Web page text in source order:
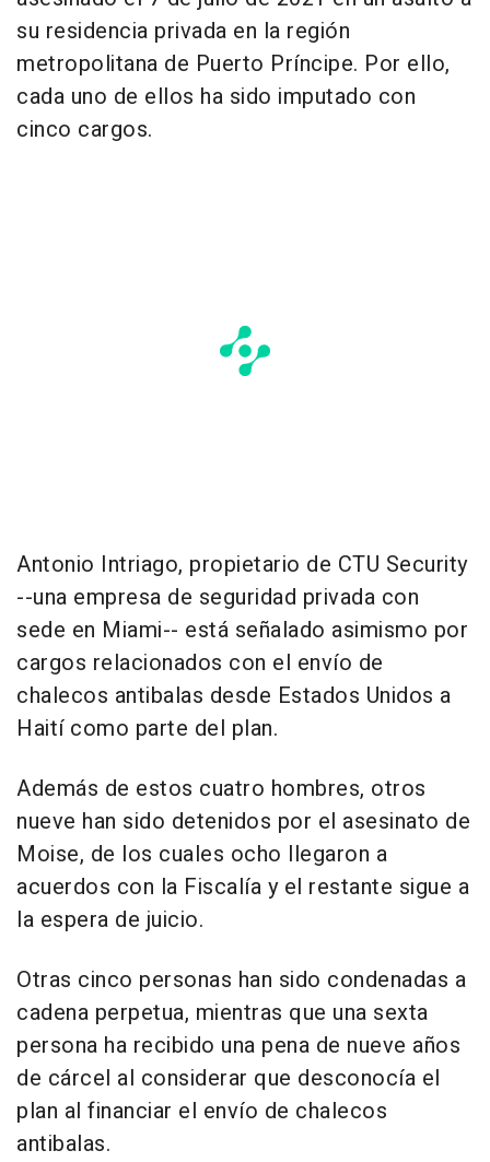
su residencia privada en la región
metropolitana de Puerto Príncipe. Por ello,
cada uno de ellos ha sido imputado con
cinco cargos.
Antonio Intriago, propietario de CTU Security
--una empresa de seguridad privada con
sede en Miami-- está señalado asimismo por
cargos relacionados con el envío de
chalecos antibalas desde Estados Unidos a
Haití como parte del plan.
Además de estos cuatro hombres, otros
nueve han sido detenidos por el asesinato de
Moise, de los cuales ocho llegaron a
acuerdos con la Fiscalía y el restante sigue a
la espera de juicio.
Otras cinco personas han sido condenadas a
cadena perpetua, mientras que una sexta
persona ha recibido una pena de nueve años
de cárcel al considerar que desconocía el
plan al financiar el envío de chalecos
antibalas.